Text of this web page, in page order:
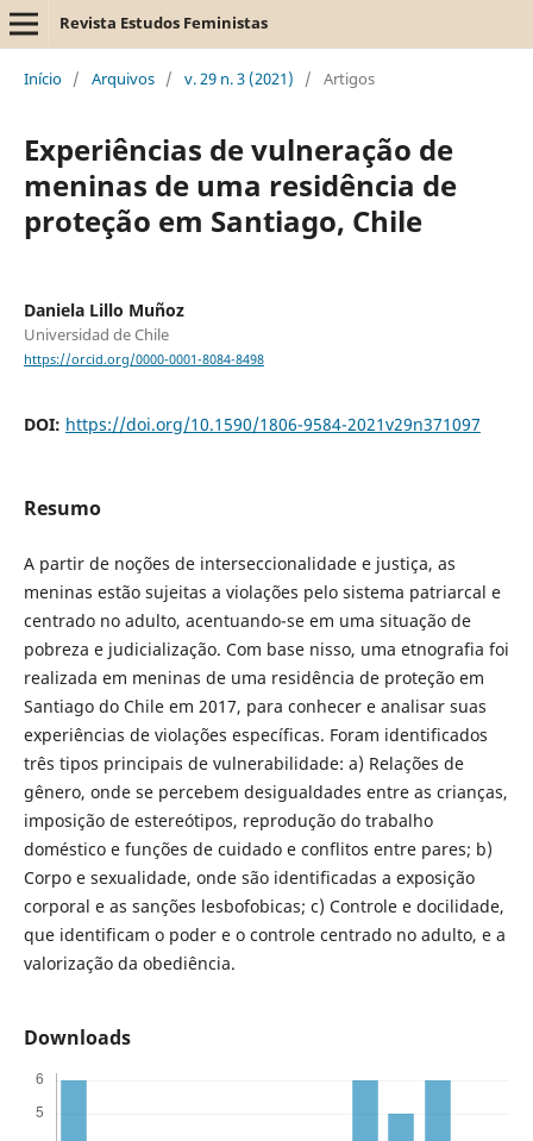
Revista Estudos Feministas
Início / Arquivos / v. 29 n. 3 (2021) / Artigos
Experiências de vulneração de
meninas de uma residência de
proteção em Santiago, Chile
Daniela Lillo Muñoz
Universidad de Chile
https://orcid.org/0000-0001-8084-8498
DOI: https://doi.org/10.1590/1806-9584-2021v29n371097
Resumo
A partir de noções de interseccionalidade e justiça, as
meninas estão sujeitas a violações pelo sistema patriarcal e
centrado no adulto, acentuando-se em uma situação de
pobreza e judicialização. Com base nisso, uma etnografia foi
realizada em meninas de uma residência de proteção em
Santiago do Chile em 2017, para conhecer e analisar suas
experiências de violações específicas. Foram identificados
três tipos principais de vulnerabilidade: a) Relações de
gênero, onde se percebem desigualdades entre as crianças,
imposição de estereótipos, reprodução do trabalho
doméstico e funções de cuidado e conflitos entre pares; b)
Corpo e sexualidade, onde são identificadas a exposição
corporal e as sanções lesbofobicas; c) Controle e docilidade,
que identificam o poder e o controle centrado no adulto, e a
valorização da obediência.
Downloads